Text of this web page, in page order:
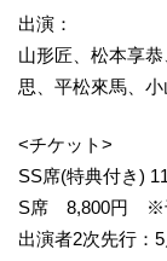
出演：
山形匠、松本享
思、平松來馬、
<チケット>
SS席(特典付き)
S席 8,800円 ※
出演者2次先行：